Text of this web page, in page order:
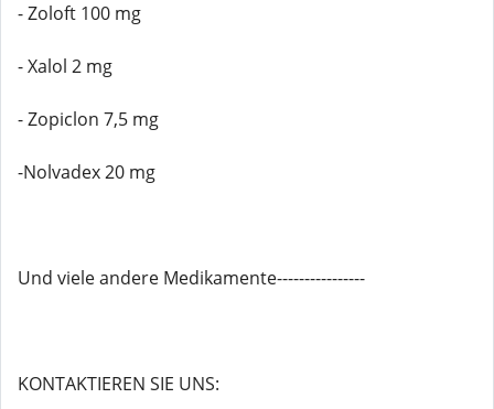
- Zoloft 100 mg
- Xalol 2 mg
- Zopiclon 7,5 mg
-Nolvadex 20 mg
Und viele andere Medikamente----------------
KONTAKTIEREN SIE UNS: